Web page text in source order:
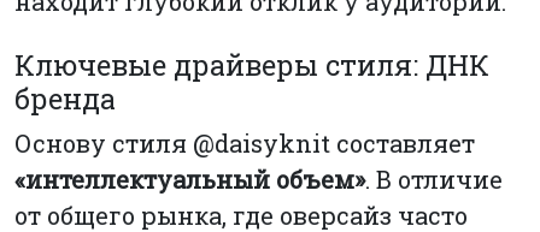
Ключевые драйверы стиля: ДНК
бренда
Основу стиля @daisyknit составляет
«интеллектуальный объем». В отличие
от общего рынка, где оверсайз часто